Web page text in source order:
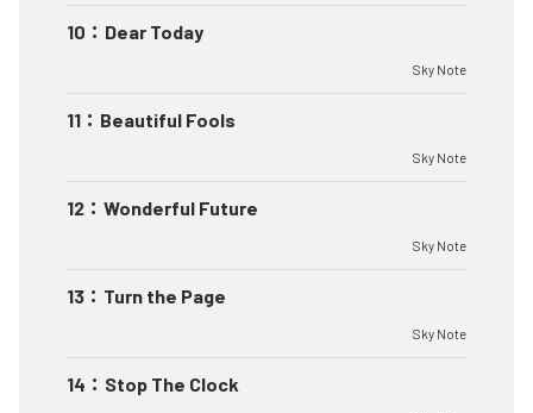
10 ： Dear Today
Sky Note
11 ： Beautiful Fools
Sky Note
12 ： Wonderful Future
Sky Note
13 ： Turn the Page
Sky Note
14 ： Stop The Clock